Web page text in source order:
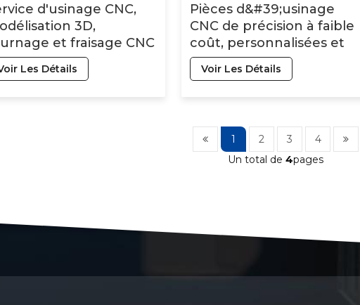
d'usinage CNC,
3D,
et fraisage CNC
précision, pièces
Les Détails
Pièces d&#39;usinage
CNC de précision à faible
coût, personnalisées et
de différentes matières
premières
Voir Les Détails
1 2 3
4
Un total de4pages